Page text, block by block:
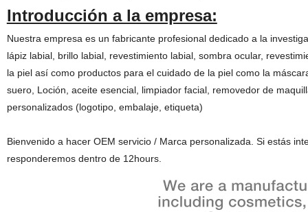
Introducción a la empresa:
Nuestra empresa es un fabricante profesional dedicado a la
lápiz labial, brillo labial, revestimiento labial, sombra ocular,
la piel así como productos para el cuidado de la piel como la
suero, Loción, aceite esencial, limpiador facial, removedor de
personalizados (logotipo, embalaje, etiqueta)
Bienvenido a hacer OEM servicio / Marca personalizada. Si estás
responderemos dentro de 12hours.